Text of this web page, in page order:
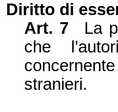
Diritto di
Art. 7
La
che
stranieri.